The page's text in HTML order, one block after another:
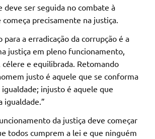
deve ser seguida no combate à
precisamente na justiça.
para a erradicação da corrupção é a
justiça em pleno funcionamento,
célere e equilibrada. Retomando
justo é aquele que se conforma
injusto é aquele que
igualdade.”
da justiça deve começar
todos cumprem a lei e que ninguém